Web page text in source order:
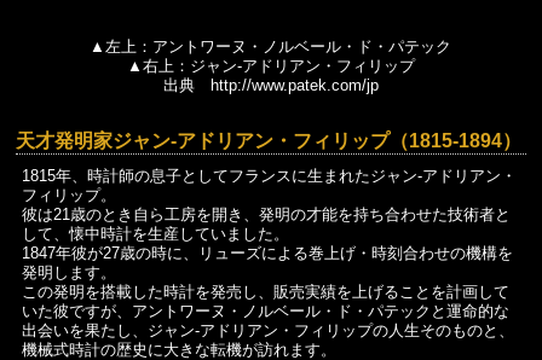
▲左上：アントワーヌ・ノルベール・ド・パテック
▲右上：ジャン‐アドリアン・フィリップ
出典 http://www.patek.com/jp
天才発明家ジャン‐アドリアン・フィリップ（1815-1894）
1815年、時計師の息子としてフランスに生まれたジャン-アドリアン・
フィリップ。
彼は21歳のとき自ら工房を開き、発明の才能を持ち合わせた技術者と
して、懐中時計を生産していました。
1847年彼が27歳の時に、リューズによる巻上げ・時刻合わせの機構を
発明します。
この発明を搭載した時計を発売し、販売実績を上げることを計画して
いた彼ですが、アントワーヌ・ノルベール・ド・パテックと運命的な
出会いを果たし、ジャン-アドリアン・フィリップの人生そのものと、
機械式時計の歴史に大きな転機が訪れます。